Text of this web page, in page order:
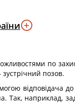
по
зустрічний позов.
відповідача
Так, наприклад,